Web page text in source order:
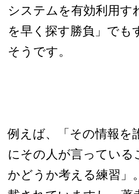
システムを有効利用す
を早く探す勝負」で
そうです。
例えば、「その情報を
にその人が言ってい
かどうか考える練習」